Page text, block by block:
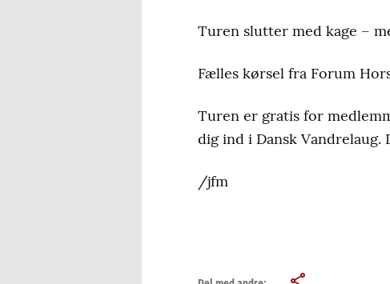
Turen slutter med kage –
Fælles kørsel fra Forum
Turen er gratis for
dig ind i Dansk Vandrelaug.
/jfm